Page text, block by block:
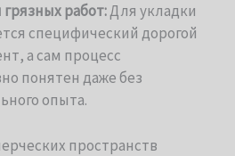
работ:Для укладки
специфический дорогой
а сам процесс
понятен даже без
опыта.
пространств